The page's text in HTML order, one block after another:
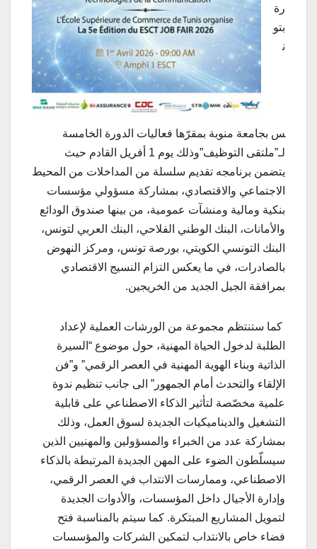
رة
بتو
ن
س بجامعة منوبة بمقرّها فعاليات الدورة الخامسة
لـ”ملتقى التوظيف”وذلك يوم 1 أفريل القادم حيث
يتضمن برنامجه تقديم سلسلة من المداخلات من المحيط
الاجتماعي والاقتصادي، بمشاركة مسؤولي مؤسسات
بنكية ومالية ومنشآت عمومية، من بينها صندوق الودائع
والأمانات، البنك الوطني الفلاحي، البنك العربي لتونس،
البنك التونسي الكويتي، بورصة تونس، ومركز النهوض
بالصادرات، في ما يعكس التزام النسيج الاقتصادي
بمرافقة الجيل الجديد من الخريجين.
كما ستنتظم مجموعة من الورشات العملية لإعداد
الطلبة لدخول الحياة المهنية، حول موضوع “السيرة
الذاتية وبناء الهوية المهنية في العصر الرقمي” و”فن
الإلقاء والتحدث أمام الجمهور” الى جانب تنظيم ندوة
علمية مخصّصة لتأثير الذكاء الاصطناعي على قابلية
التشغيل والديناميكيات الجديدة لسوق العمل، وذلك
بمشاركة عدد من الخبراء والمسؤولين والمهنيين الذين
سيسلّطون الضوء على المهن الجديدة المرتبطة بالذكاء
الاصطناعي، وممارسات الانتداب في العصر الرقمي،
وإدارة الأجيال داخل المؤسسات، والأدوات الجديدة
لتمويل المشاريع المبتكرة. كما سيتم بالمناسبة فتح
فضاء خاص بالانتداب لتمكين الشركات والمؤسسات